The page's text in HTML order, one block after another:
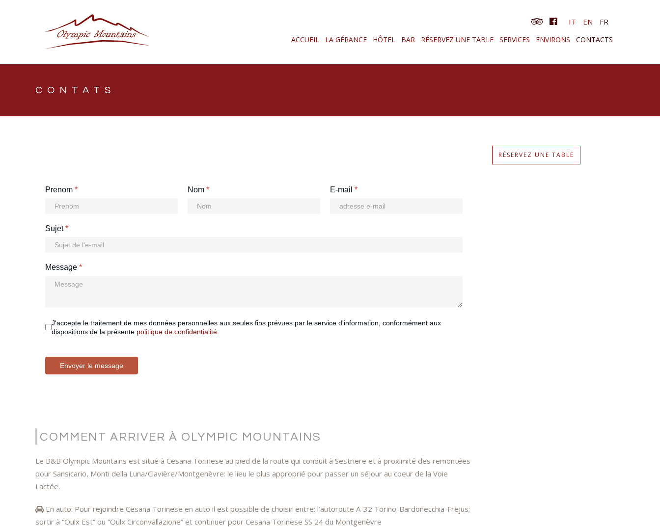
IT EN FR
ACCUEIL LA GÉRANCE HÔTEL BAR RÉSERVEZ UNE TABLE SERVICES ENVIRONS CONTACTS
CONTATS
Prenom * Nom * E-mail *
Sujet*
Message *
J'accepte le traitement de mes données personnelles aux seules fins prévues par le service d'information, conformément aux
dispositions de la présente politique de confidentialité
Envoyer le message
COMMENT ARRIVER À OLYMPIC MOUNTAINS
Le B&B Olympic Mountains est situé à Cesana Torinese au pied de la route qui conduit à Sestriere et à proximité des remontées
pour Sansicario, Monti della Luna/Clavière/Montgenèvre: le lieu le plus approprié pour passer un séjour au coeur de la Voie
Lactée.
En auto: Pour rejoindre Cesana Torinese en auto il est possible de choisir entre: l’autoroute A-32 Torino-Bardonecchia-Frejus;
sortir à “Oulx Est” ou “Oulx Circonvallazione” et continuer pour Cesana Torinese SS 24 du Montgenèvre
RÉSERVEZ UNE TABLE